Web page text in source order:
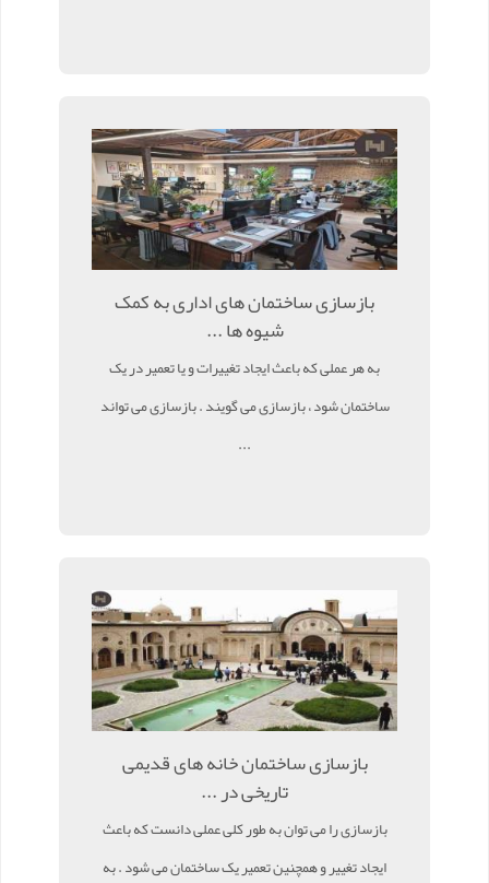
بازسازی ساختمان های اداری به کمک
شیوه ها ...
به هر عملی که باعث ایجاد تغییرات و یا تعمیر در یک
ساختمان شود ، بازسازی می گویند . بازسازی می تواند
...
بازسازی ساختمان خانه های قدیمی
تاریخی در ...
بازسازی را می توان به طور کلی عملی دانست که باعث
ایجاد تغییر و همچنین تعمیر یک ساختمان می شود . به